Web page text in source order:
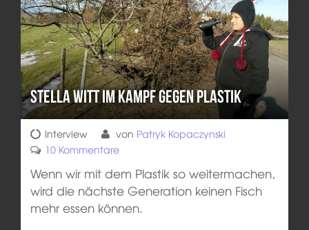
Stella Witt im Kampf gegen Plastik
Interview von Patryk Kopaczynski
10 Kommentare
Wenn wir mit dem Plastik so weitermachen,
wird die nächste Generation keinen Fisch
mehr essen können.